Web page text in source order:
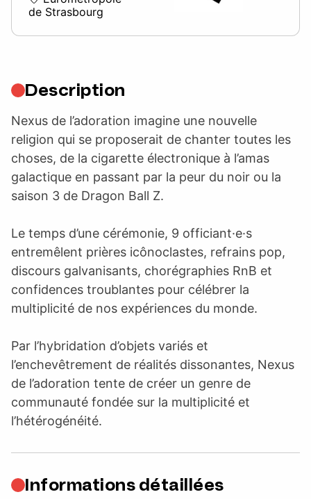
de Strasbourg
Description
Nexus de l’adoration imagine une nouvelle
religion qui se proposerait de chanter toutes les
choses, de la cigarette électronique à l’amas
galactique en passant par la peur du noir ou la
saison 3 de Dragon Ball Z.
Le temps d’une cérémonie, 9 officiant·e·s
entremêlent prières icônoclastes, refrains pop,
discours galvanisants, chorégraphies RnB et
confidences troublantes pour célébrer la
multiplicité de nos expériences du monde.
Par l’hybridation d’objets variés et
l’enchevêtrement de réalités dissonantes, Nexus
de l’adoration tente de créer un genre de
communauté fondée sur la multiplicité et
l’hétérogénéité.
Informations détaillées